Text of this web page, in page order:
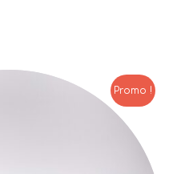
Promo !